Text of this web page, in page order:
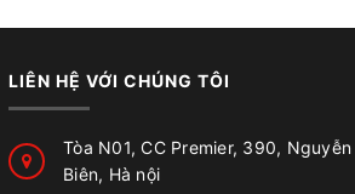
LIÊN HỆ VỚI CHÚNG TÔI
Tòa N01, CC Premier, 390,
Biên, Hà nội